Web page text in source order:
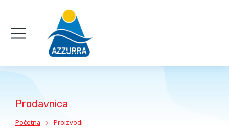
Prodavnica
You are here:
Početna Proizvodi